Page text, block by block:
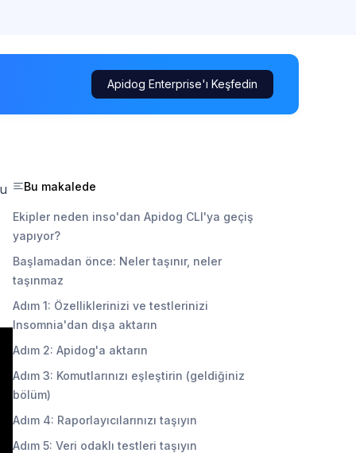
Apidog Enterprise'ı Keşfedin
Bu makalede
Ekipler neden inso'dan Apidog CLI'ya geçiş
yapıyor?
Başlamadan önce: Neler taşınır, neler
taşınmaz
Adım 1: Özelliklerinizi ve testlerinizi
Insomnia'dan dışa aktarın
Adım 2: Apidog'a aktarın
Adım 3: Komutlarınızı eşleştirin (geldiğiniz
bölüm)
Adım 4: Raporlayıcılarınızı taşıyın
Adım 5: Veri odaklı testleri taşıyın